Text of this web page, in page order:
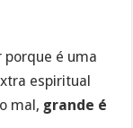
porque é uma
espiritual
mal, grande é